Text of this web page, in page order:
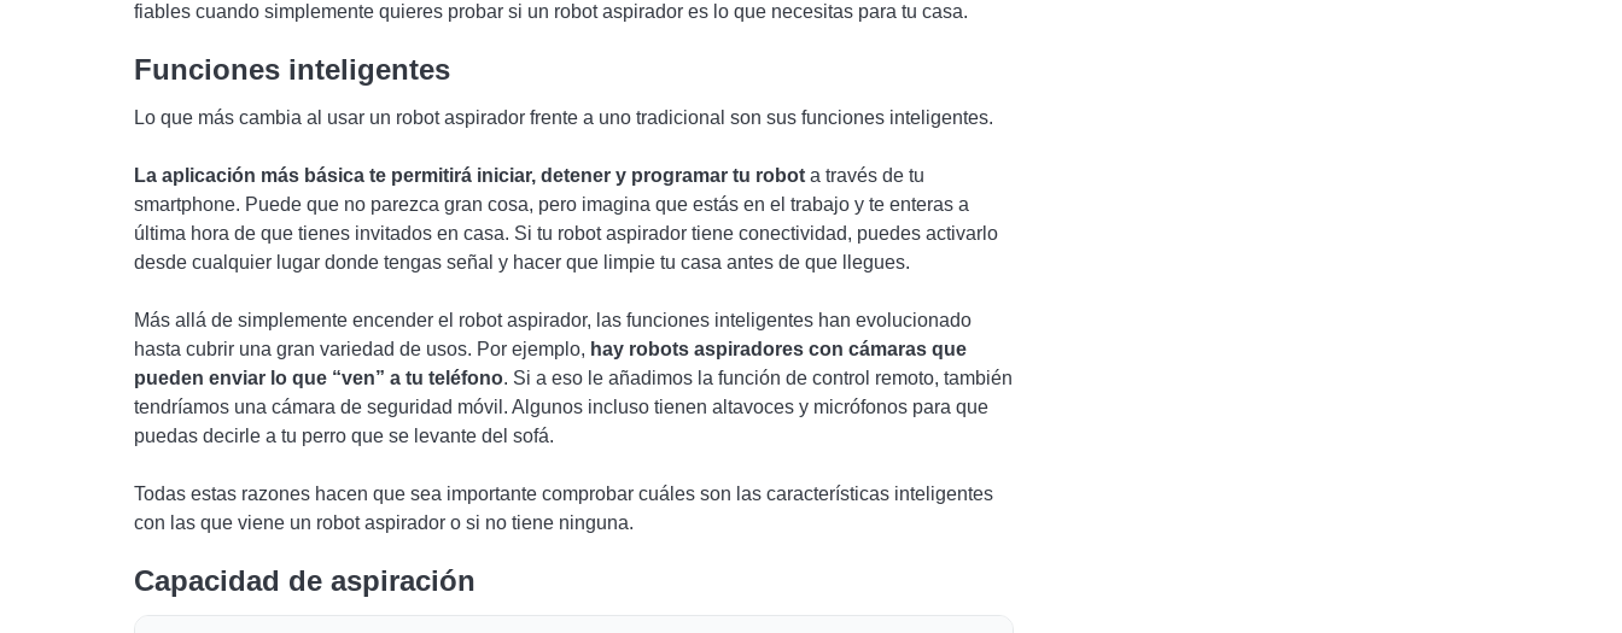
fiables cuando simplemente quieres probar si un robot aspirador es lo que necesitas para tu casa.
Funciones inteligentes
Lo que más cambia al usar un robot aspirador frente a uno tradicional son sus funciones inteligentes.
La aplicación más básica te permitirá iniciar, detener y programar tu robot a través de tu
smartphone. Puede que no parezca gran cosa, pero imagina que estás en el trabajo y te enteras a
última hora de que tienes invitados en casa. Si tu robot aspirador tiene conectividad, puedes activarlo
desde cualquier lugar donde tengas señal y hacer que limpie tu casa antes de que llegues.
Más allá de simplemente encender el robot aspirador, las funciones inteligentes han evolucionado
hasta cubrir una gran variedad de usos. Por ejemplo, hay robots aspiradores con cámaras que
pueden enviar lo que “ven” a tu teléfono. Si a eso le añadimos la función de control remoto, también
tendríamos una cámara de seguridad móvil. Algunos incluso tienen altavoces y micrófonos para que
puedas decirle a tu perro que se levante del sofá.
Todas estas razones hacen que sea importante comprobar cuáles son las características inteligentes
con las que viene un robot aspirador o si no tiene ninguna.
Capacidad de aspiración